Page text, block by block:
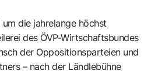
die jahrelange höchst
des ÖVP-Wirtschaftsbundes
der Oppositionsparteien und
– nach der Ländlebühne